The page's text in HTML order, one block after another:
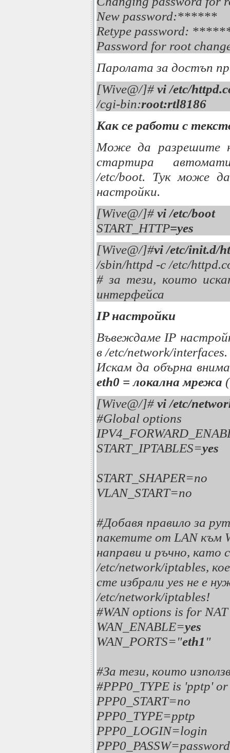
New password:******
Retype password:
Password for root
Паролата за достъп
[Wive@/]# vi /etc/
/cgi-bin:root:rtl8186
Как се работи с
Може да разрешите
стартира
/etc/boot. Тук може
настройки.
[Wive@/]# vi /etc/boot
START_HTTP=yes
[Wive@/]#vi /etc/init.d/
/sbin/httpd -c /etc/
# за тези, които
интерфейса
IP настройки
Въвеждаме IP
в /etc/network/interfaces.
Искам да обърна
eth0 = локална мрежа
[Wive@/]# vi /etc/
#Global options
START_IPTABLES=yes
START_SHAPER=no
VLAN_START=no
#Добавя правило за
пакетите от LAN към
направи и ръчно, като
/etc/network/iptables,
сте избрали yes не е
/etc/network/iptables!
#WAN options is for
WAN_ENABLE=yes
WAN_PORTS="eth1 "
#За тези, които
#PPP0_TYPE is 'pptp'
PPP0_START=no
PPP0_TYPE=pptp
PPP0_LOGIN=login
PPP0_PASSW=password